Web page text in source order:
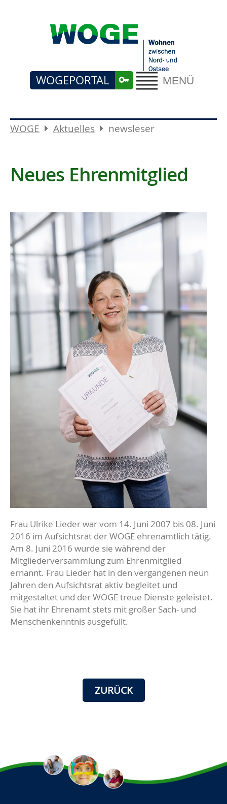
MENÜ
WOGEPORTAL
WOGE Aktuelles newsleser
Neues Ehrenmitglied
Frau Ulrike Lieder war vom 14. Juni 2007 bis 08. Juni
2016 im Aufsichtsrat der WOGE ehrenamtlich tätig.
Am 8. Juni 2016 wurde sie während der
Mitgliederversammlung zum Ehrenmitglied
ernannt. Frau Lieder hat in den vergangenen neun
Jahren den Aufsichtsrat aktiv begleitet und
mitgestaltet und der WOGE treue Dienste geleistet.
Sie hat ihr Ehrenamt stets mit großer Sach- und
Menschenkenntnis ausgefüllt.
ZURÜCK